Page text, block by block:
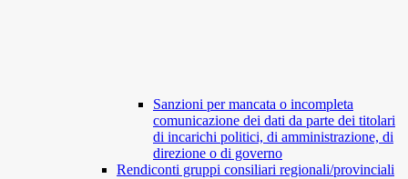
Sanzioni per mancata o incompleta
comunicazione dei dati da parte dei titolari
di incarichi politici, di amministrazione, di
direzione o di governo
Rendiconti gruppi consiliari regionali/provinciali